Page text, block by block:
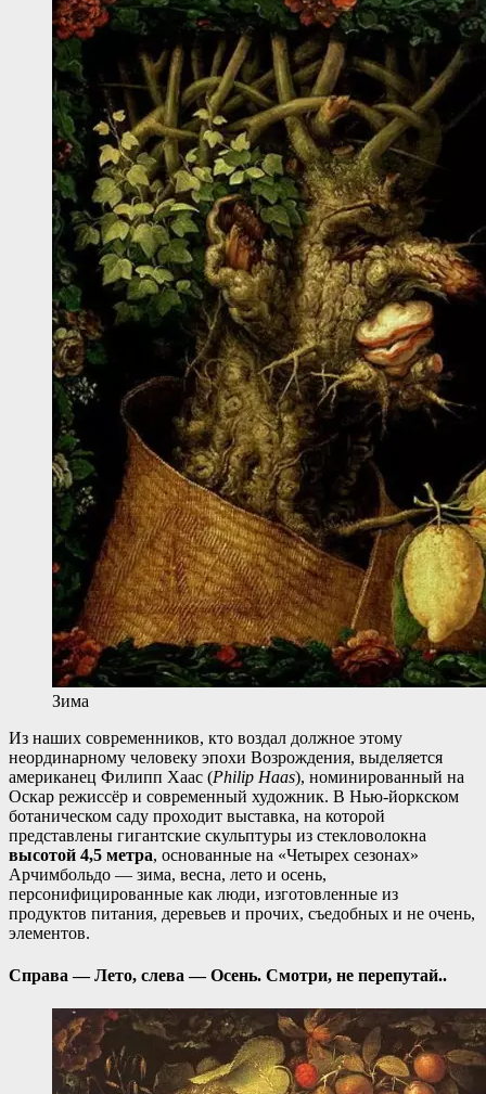
Зима
Из наших современников, кто воздал должное этому
неординарному человеку эпохи Возрождения, выделяется
американец Филипп Хаас (Philip Haas), номинированный на
Оскар режиссёр и современный художник. В Нью-йоркском
ботаническом саду проходит выставка, на которой
представлены гигантские скульптуры из стекловолокна
высотой 4,5 метра, основанные на «Четырех сезонах»
Арчимбольдо — зима, весна, лето и осень,
персонифицированные как люди, изготовленные из
продуктов питания, деревьев и прочих, съедобных и не очень,
элементов.
Справа — Лето, слева — Осень. Смотри, не перепутай..